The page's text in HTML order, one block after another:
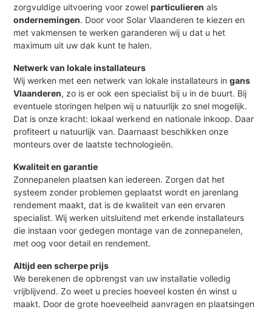
zorgvuldige uitvoering voor zowelparticulieren als
ondernemingen. Door voor Solar Vlaanderen te kiezen en
met vakmensen te werken garanderen wij u dat u het
maximum uit uw dak kunt te halen.
Netwerk van lokale installateurs
Wij werken met een netwerk van lokale installateurs ingans
Vlaanderen, zo is er ook een specialist bij u in de buurt. Bij
eventuele storingen helpen wij u natuurlijk zo snel mogelijk.
Dat is onze kracht: lokaal werkend en nationale inkoop. Daar
profiteert u natuurlijk van. Daarnaast beschikken onze
monteurs over de laatste technologieën.
Kwaliteit en garantie
Zonnepanelen plaatsen kan iedereen. Zorgen dat het
systeem zonder problemen geplaatst wordt en jarenlang
rendement maakt, dat is de kwaliteit van een ervaren
specialist. Wij werken uitsluitend met erkende installateurs
die instaan voor gedegen montage van de zonnepanelen,
met oog voor detail en rendement.
Altijd een scherpe prijs
We berekenen de opbrengst van uw installatie volledig
vrijblijvend. Zo weet u precies hoeveel kosten én winst u
maakt. Door de grote hoeveelheid aanvragen en plaatsingen